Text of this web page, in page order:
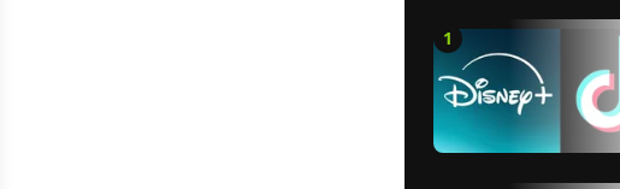
1